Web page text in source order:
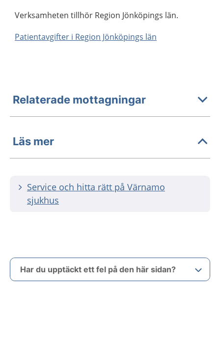
Verksamheten tillhör Region Jönköpings län.
Patientavgifter i Region Jönköpings län
Relaterade mottagningar
Läs mer
Service och hitta rätt på Värnamo
sjukhus
Har du upptäckt ett fel på den här sidan?